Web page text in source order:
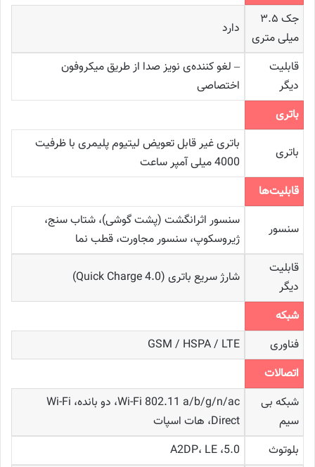
جک ۳.۵
میلی‌ متری
دارد
قابلیت
دیگر
– لغو کننده‌ی نویز صدا از طریق میکروفون
اختصاصی
باتری
باتری
باتری غیر قابل تعویض لیتیوم پلیمری با ظرفیت
4000 میلی آمپر ساعت
قابلیت‌ها
سنسور
سنسور اثرانگشت (پشت گوشی)، شتاب‌ سنج،
ژیروسکوپ، سنسور مجاورت، قطب‌ نما
قابلیت
دیگر
شارژ سریع باتری (Quick Charge 4.0)
شبکه
فناوری
GSM / HSPA / LTE
اتصالات
شبکه بی‌
سیم
Wi-Fi 802.11 a/b/g/n/ac، دو بانده، Wi-Fi
Direct، هات‌ اسپات
بلوتوث
5.0، A2DP، LE